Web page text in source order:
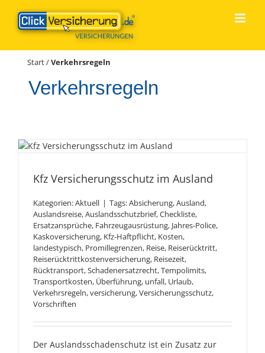
Inhalt
springen
Start/Verkehrsregeln
Verkehrsregeln
Kfz Versicherungsschutz im
Ausland
Kfz Versicherungsschutz im Ausland
Kategorien:Aktuell | Tags:Absicherung,Ausland,
Auslandsreise,Auslandsschutzbrief,Checkliste,
Ersatzansprüche, Fahrzeugausrüstung, Jahres-Police,
Kaskoversicherung, Kfz-Haftpflicht, Kosten,
landestypisch, Promillegrenzen, Reise, Reiserücktritt,
Reiserücktrittkostenversicherung, Reisezeit,
Rücktransport,Schadenersatzrecht,Tempolimits,
Transportkosten, Überführung, unfall, Urlaub,
Verkehrsregeln,versicherung,Versicherungsschutz,
Vorschriften
Der Auslandsschadenschutz ist ein Zusatz zur